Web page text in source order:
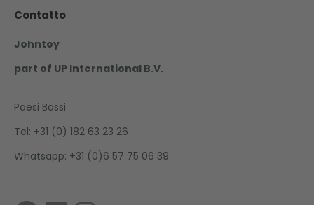
Contatto
Johntoy
part of UP International B.V.
Paesi Bassi
Tel: +31 (0) 182 63 23 26
Whatsapp: +31 (0)6 57 75 06 39